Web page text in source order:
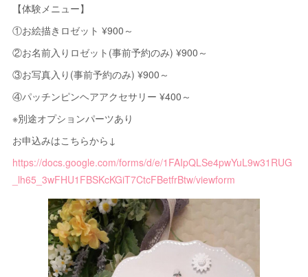
【体験メニュー】
①お絵描きロゼット ¥900～
②お名前入りロゼット(事前予約のみ) ¥900～
③お写真入り(事前予約のみ) ¥900～
④パッチンピンヘアアクセサリー ¥400～
※別途オプションパーツあり
お申込みはこちらから↓
https://docs.google.com/forms/d/e/1FAIpQLSe4pwYuL9w31RUG
_lh65_3wFHU1FBSKcKGiT7CtcFBetfrBtw/viewform